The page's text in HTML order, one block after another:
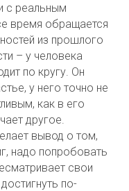
с реальным
время обращается
из прошлого
– у человека
по кругу. Он
у него точно не
как в его
другое.
вывод о том,
надо попробовать
свои
по-